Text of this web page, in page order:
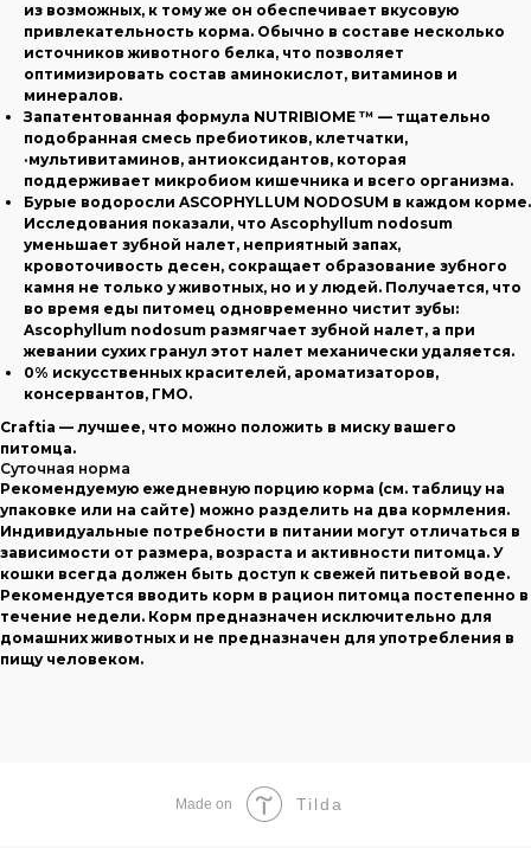
из возможных, к тому же он обеспечивает вкусовую
привлекательность корма. Обычно в составе несколько
источников животного белка, что позволяет
оптимизировать состав аминокислот, витаминов и
минералов.
Запатентованная формула NUTRIBIOME ™ — тщательно
подобранная смесь пребиотиков, клетчатки,
·мультивитаминов, антиоксидантов, которая
поддерживает микробиом кишечника и всего организма.
Бурые водоросли ASCOPHYLLUM NODOSUM в каждом корме.
Исследования показали, что Ascophyllum nodosum
уменьшает зубной налет, неприятный запах,
кровоточивость десен, сокращает образование зубного
камня не только у животных, но и у людей. Получается, что
во время еды питомец одновременно чистит зубы:
Ascophyllum nodosum размягчает зубной налет, а при
жевании сухих гранул этот налет механически удаляется.
0% искусственных красителей, ароматизаторов,
консервантов, ГМО.
Craftia — лучшее, что можно положить в миску вашего
питомца.
Суточная норма
Рекомендуемую ежедневную порцию корма (см. таблицу на
упаковке или на сайте) можно разделить на два кормления.
Индивидуальные потребности в питании могут отличаться в
зависимости от размера, возраста и активности питомца. У
кошки всегда должен быть доступ к свежей питьевой воде.
Рекомендуется вводить корм в рацион питомца постепенно в
течение недели. Корм предназначен исключительно для
домашних животных и не предназначен для употребления в
пищу человеком.
Made on Tilda